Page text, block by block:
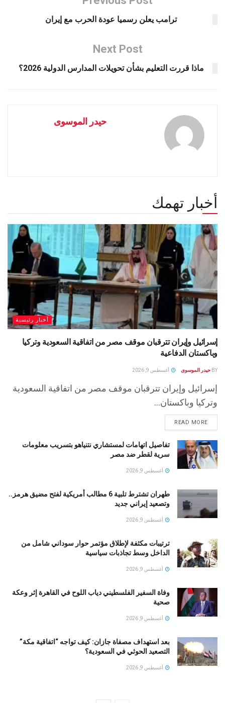
ترامب يعلن رسميا عودة الحرب مع إيران
Next Post
ماذا قررت التعليم بشأن تحويلات المدارس الدولية 2026؟
حيدر الموسوى
أخبار تهمك
أخبار رئيسية
إسرائيل وإيران تترقبان موقف مصر من اتفاقية السعودية وتركيا
وباكستان الدفاعية
BY حيدر الموسوى أغسطس 9, 2026
إسرائيل وإيران تترقبان موقف مصر من اتفاقية السعودية
وتركيا وباكستان...
READ MORE
تفاصيل اتهامات لمستشاري نتنياهو بتسريب معلومات
سرية لقطر ضد مصر
أغسطس 9, 2026
طهران تشترط تلبية 6 مطالب أمريكية لفتح مضيق هرمز..
وتصعيد إيراني جديد
أغسطس 9, 2026
ترتيبات مكثفة لإطلاق مؤتمر حوار سوداني شامل من
الداخل وسط تجاذبات سياسية
أغسطس 9, 2026
وفاة السفير الفلسطيني دياب اللوح في القاهرة إثر وعكة
صحية
أغسطس 9, 2026
بعد استهداف مصفاة جازان: كيف تواجه “اتفاقية مكة”
التصعيد الحوثي في السعودية؟
أغسطس 9, 2026